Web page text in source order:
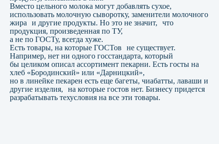
Вместо цельного молока могут добавлять сухое,
использовать молочную сыворотку, заменители молочного
жира и другие продукты. Но это не значит, что
продукция, произведенная по ТУ,
а не по ГОСТу, всегда хуже.
Есть товары, на которые ГОСТов не существует.
Например, нет ни одного госстандарта, который
бы целиком описал ассортимент пекарни. Есть госты на
хлеб «Бородинский» или «Дарницкий»,
но в линейке пекарен есть еще багеты, чиабатты, лаваши и
другие изделия, на которые гостов нет. Бизнесу придется
разрабатывать техусловия на все эти товары.
Подтверждаю свое согласие наобработку персональных
Оставить заявку